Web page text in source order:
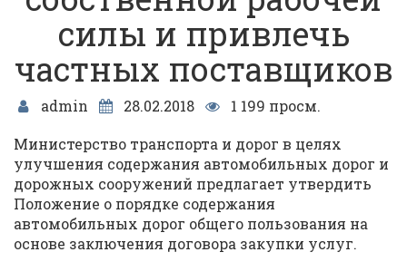
силы и привлечь
частных поставщиков
admin 28.02.2018
1 199 просм.
Министерство транспорта и дорог в целях
улучшения содержания автомобильных дорог и
дорожных сооружений предлагает утвердить
Положение о порядке содержания
автомобильных дорог общего пользования на
основе заключения договора закупки услуг.